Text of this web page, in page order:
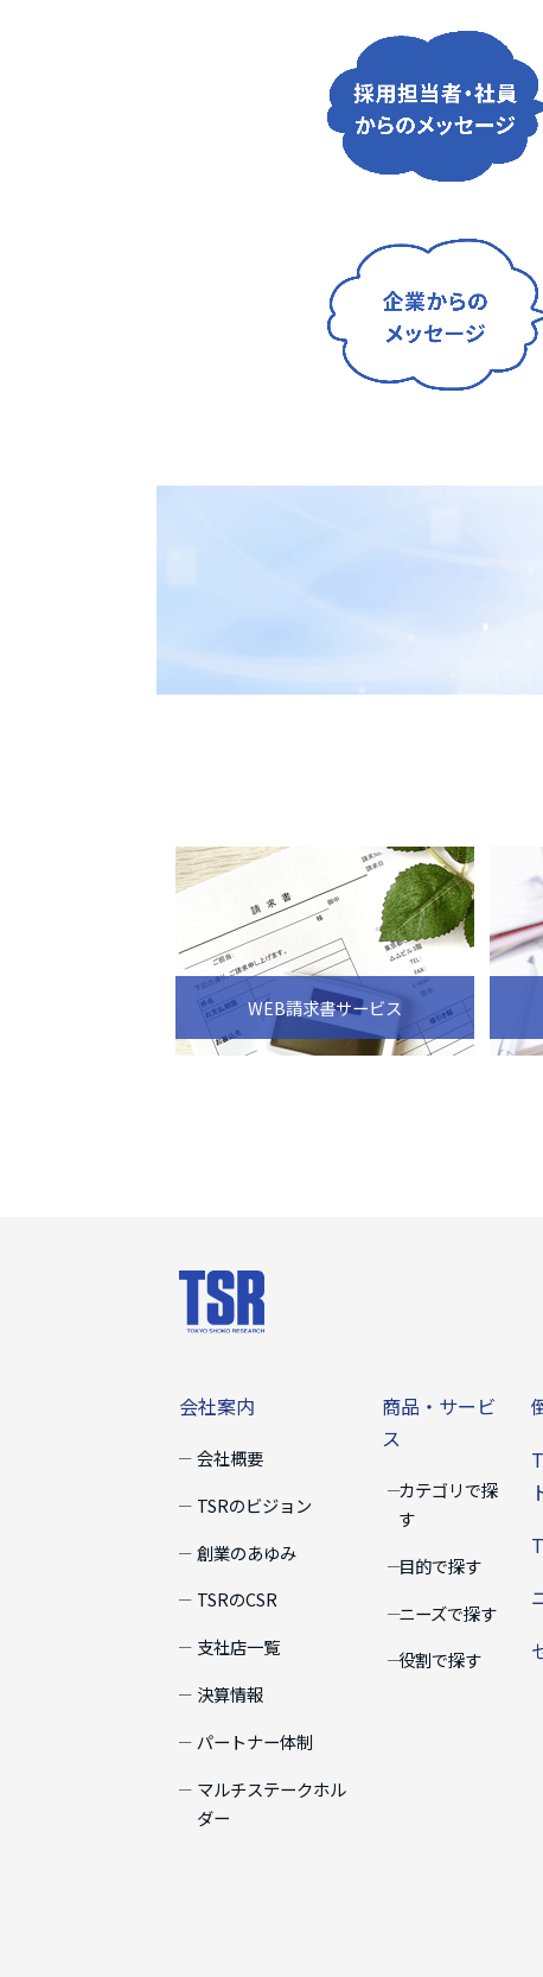
WEB請求書サービス
会社案内
会社概要
TSRのビジョン
創業のあゆみ
TSRのCSR
支社店一覧
決算情報
パートナー体制
マルチステークホル
ダー
商品・サービ
ス
カテゴリで探
す
目的で探す
ニーズで探す
役割で探す